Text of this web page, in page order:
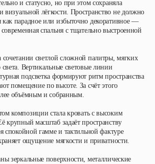
и статусно, но при этом сохраняла
лёгкости. Пространство не должно
как парадное или избыточно декоративное —
спальня с тщательно выстроенной
сочетании светлой сложной палитры, мягких
Вертикальные световые линии
подсветка формируют ритм пространства
помещение по высоте. За счёт этого
объёмным и собранным.
композиции стала кровать с высоким
крупный масштаб задаёт пространству
спокойной гамме и тактильной фактуре
ощущение мягкости и приватности.
зеркальные поверхности, металлические